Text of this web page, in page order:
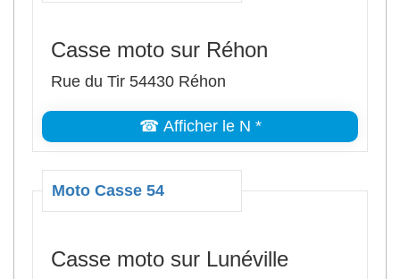
Casse moto sur Réhon
Rue du Tir 54430 Réhon
☎ Afficher le N *
Moto Casse 54
Casse moto sur Lunéville